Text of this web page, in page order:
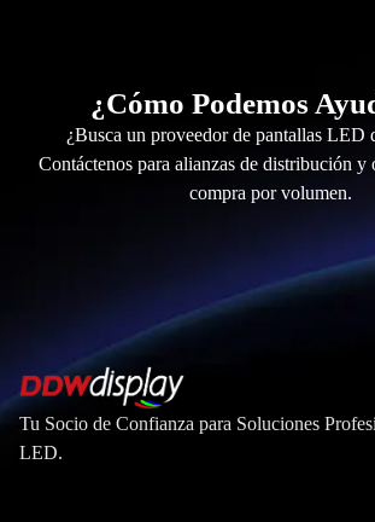
¿Cómo Podemos
¿Busca un proveedor de pantallas LED
Contáctenos para alianzas de distribución y
compra por volumen.
Tu Socio de Confianza para Soluciones
LED.